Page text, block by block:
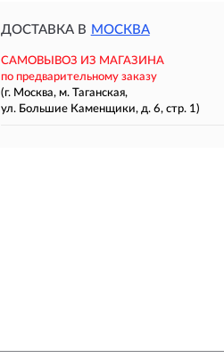
ДОСТАВКА В МОСКВА
САМОВЫВОЗ ИЗ МАГАЗИНА
по предварительному заказу
(г. Москва, м. Таганская,
ул. Большие Каменщики, д. 6, стр. 1)